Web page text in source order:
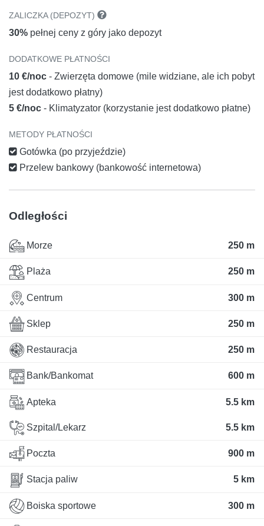
ZALICZKA (DEPOZYT)
30% pełnej ceny z góry jako depozyt
DODATKOWE PŁATNOŚCI
10 €/noc - Zwierzęta domowe (mile widziane, ale ich pobyt
jest dodatkowo płatny)
5 €/noc - Klimatyzator (korzystanie jest dodatkowo płatne)
METODY PŁATNOŚCI
Gotówka (po przyjeździe)
Przelew bankowy (bankowość internetowa)
Odległości
Morze 250 m
Plaża 250 m
Centrum 300 m
Sklep 250 m
Restauracja 250 m
Bank/Bankomat 600 m
Apteka 5.5 km
Szpital/Lekarz 5.5 km
Poczta 900 m
Stacja paliw 5 km
Boiska sportowe 300 m